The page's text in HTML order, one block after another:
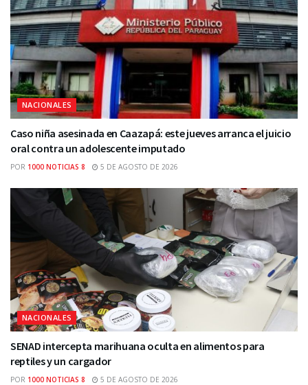
NACIONALES
Caso niña asesinada en Caazapá: este jueves arranca el juicio
oral contra un adolescente imputado
POR 1000 NOTICIAS 8 5 DE AGOSTO DE 2026
NACIONALES
SENAD intercepta marihuana oculta en alimentos para
reptiles y un cargador
POR 1000 NOTICIAS 8 5 DE AGOSTO DE 2026